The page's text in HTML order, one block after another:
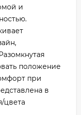
и
положение
при
в
цвета